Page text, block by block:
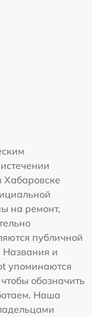
Хабаровске
на ремонт,
публичной
Названия и
упоминаются
обозначить
Наша